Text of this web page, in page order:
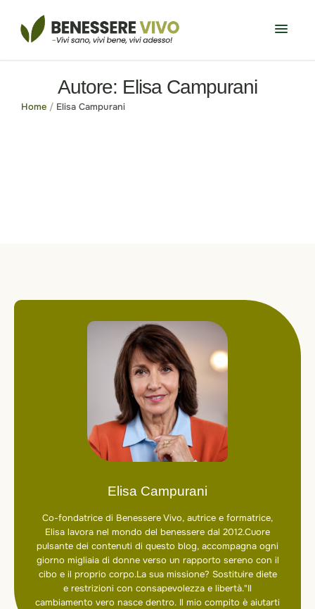
Autore: Elisa Campurani
Home / Elisa Campurani
Elisa Campurani
Co-fondatrice di Benessere Vivo, autrice e formatrice,
Elisa lavora nel mondo del benessere dal 2012.Cuore
pulsante dei contenuti di questo blog, accompagna ogni
giorno migliaia di donne verso un rapporto sereno con il
cibo e il proprio corpo.La sua missione? Sostituire diete
e restrizioni con consapevolezza e libertà."Il
cambiamento vero nasce dentro. Il mio compito è aiutarti